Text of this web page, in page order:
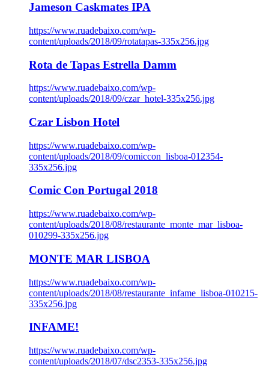
Jameson Caskmates IPA
https://www.ruadebaixo.com/wp-
content/uploads/2018/09/rotatapas-335x256.jpg
Rota de Tapas Estrella Damm
https://www.ruadebaixo.com/wp-
content/uploads/2018/09/czar_hotel-335x256.jpg
Czar Lisbon Hotel
https://www.ruadebaixo.com/wp-
content/uploads/2018/09/comiccon_lisboa-012354-
335x256.jpg
Comic Con Portugal 2018
https://www.ruadebaixo.com/wp-
content/uploads/2018/08/restaurante_monte_mar_lisboa-
010299-335x256.jpg
MONTE MAR LISBOA
https://www.ruadebaixo.com/wp-
content/uploads/2018/08/restaurante_infame_lisboa-010215-
335x256.jpg
INFAME!
https://www.ruadebaixo.com/wp-
content/uploads/2018/07/dsc2353-335x256.jpg